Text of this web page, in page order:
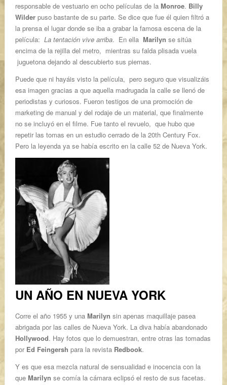
responsable de vestuario en ocho películas de la Monroe. Billy
Wilder puso bastante de su parte. Se dice que fue él quien filtró a
la prensa el lugar donde se iba a grabar la famosa escena de la
película: La tentación vive arriba. En ella Marilyn se sitúa
encima de la rejilla del metro, mientras su falda plisada vuela
juguetona dejando al descubierto sus piernas.
Puede que ni hayáis visto la película, pero seguro que visualizáis
esa imagen gracias a que aquella madrugada la calle se llenó de
periodistas y curiosos. Fueron testigos de una promoción de
marketing de manual y del rodaje de un material, que finalmente
no se incluyó en el filme. Fue tanto el revuelo, que hubo que
repetir las tomas en un estudio cerrado de la 20th Century Fox.
Pero la leyenda ya se había escrito en la calle 52 de Nueva York.
UN AÑO EN NUEVA YORK
Corre el año 1955 y una Marilyn sin apenas maquillaje pasea
abrigada por las calles de Nueva York. La diva había abandonado
Hollywood. Hay fotos que lo demuestran, entre otras las tomadas
por Ed Feingersh para la revista Redbook.
Y es que esa mezcla natural de sensualidad e inocencia con la
que Marilyn se comía la cámara eclipsó el resto de sus facetas.